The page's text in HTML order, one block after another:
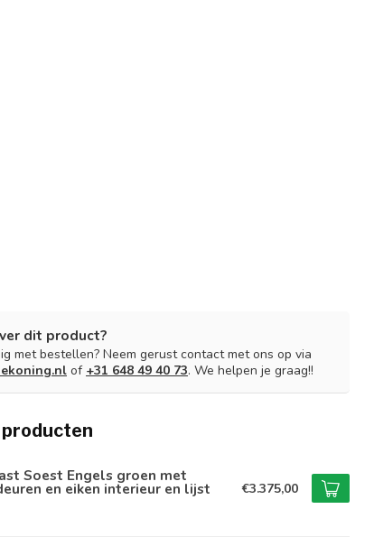
dit product?
met bestellen? Neem gerust contact met ons op via
of +31 648 49 40 73. We helpen je graag!!
Soest Engels groen met
en eiken interieur en lijst €3.375,00